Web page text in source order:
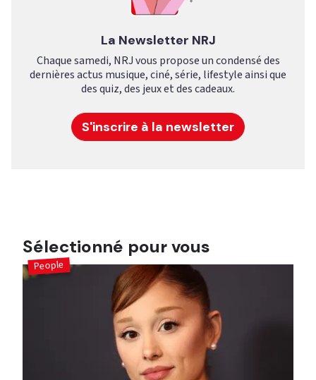
La Newsletter NRJ
Chaque samedi, NRJ vous propose un condensé des
dernières actus musique, ciné, série, lifestyle ainsi que
des quiz, des jeux et des cadeaux.
S'inscrire à la newsletter
Sélectionné pour vous
People